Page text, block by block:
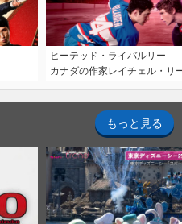
ヒーテッド・ライバルリー
カナダの作家レイチェル・リ
もっと見る